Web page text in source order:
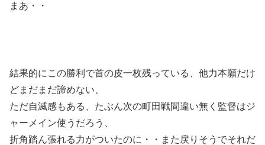
まあ・・
結果的にこの勝利で首の皮一枚残っている、他力本願だけ
どまだまだ諦めない、
ただ自滅感もある、たぶん次の町田戦間違い無く監督はジ
ャーメイン使うだろう、
折角踏ん張れる力がついたのに・・また戻りそうでそれだ